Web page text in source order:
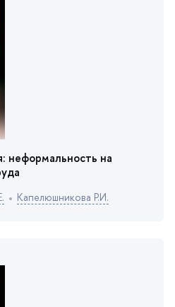
неформальность на
Капелюшникова Р.И.